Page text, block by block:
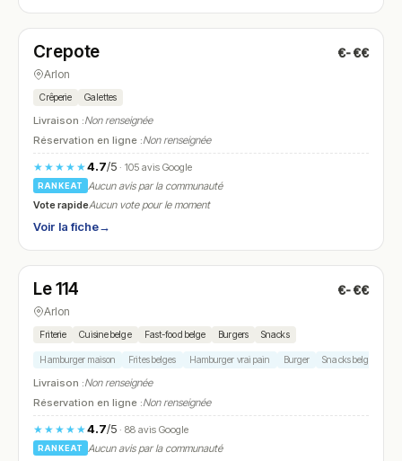
N° 13
Crepote €-€€
Arlon
Crêperie Galettes
Livraison :Non renseignée
Réservation en ligne :Non renseignée
★★★★★4.7/5· 105 avis Google
RANKEAT
Aucun avis par la communauté
Vote rapideAucun vote pour le moment
Voir la fiche→
N° 14
Le 114 €-€€
Arlon
Friterie Cuisine belge Fast-food belge Burgers Snacks
Hamburger maison Frites belges Hamburger vrai pain Burger Snacks belges
Livraison :Non renseignée
Réservation en ligne :Non renseignée
★★★★★4.7/5· 88 avis Google
RANKEAT
Aucun avis par la communauté